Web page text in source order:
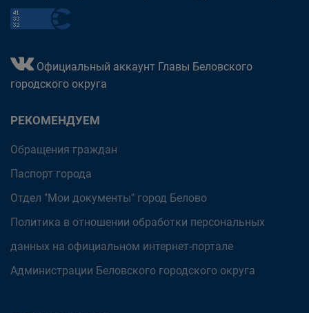
Официальный аккаунт Главы Беловского
городского округа
РЕКОМЕНДУЕМ
Обращения граждан
Паспорт города
Отдел "Мои документы" город Белово
Политика в отношении обработки персональных
данных на официальном интернет-портале
Администрации Беловского городского округа